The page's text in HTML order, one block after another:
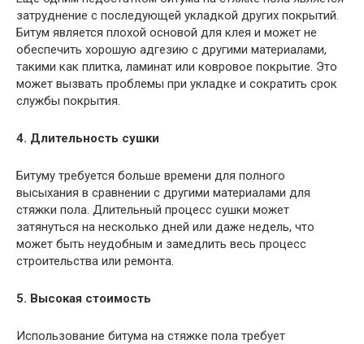
затруднение с последующей укладкой других покрытий.
Битум является плохой основой для клея и может не
обеспечить хорошую адгезию с другими материалами,
такими как плитка, ламинат или ковровое покрытие. Это
может вызвать проблемы при укладке и сократить срок
службы покрытия.
4. Длительность сушки
Битуму требуется больше времени для полного
высыхания в сравнении с другими материалами для
стяжки пола. Длительный процесс сушки может
затянуться на несколько дней или даже недель, что
может быть неудобным и замедлить весь процесс
строительства или ремонта.
5. Высокая стоимость
Использование битума на стяжке пола требует